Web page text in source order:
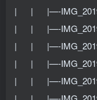
| | |—-
| | |—-
| | |—-
| | |—-
| | |—-